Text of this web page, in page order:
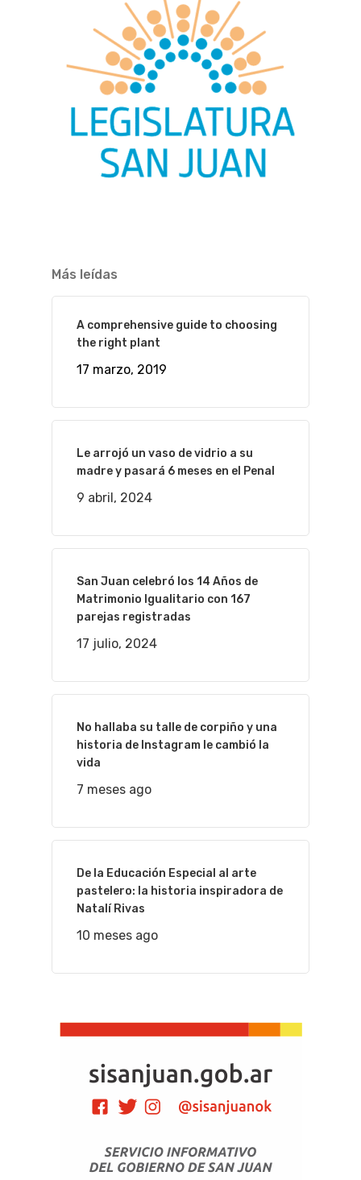
Más leídas
A comprehensive guide to choosing
the right plant
17 marzo, 2019
Le arrojó un vaso de vidrio a su
madre y pasará 6 meses en el Penal
9 abril, 2024
San Juan celebró los 14 Años de
Matrimonio Igualitario con 167
parejas registradas
17 julio, 2024
No hallaba su talle de corpiño y una
historia de Instagram le cambió la
vida
7 meses ago
De la Educación Especial al arte
pastelero: la historia inspiradora de
Natalí Rivas
10 meses ago